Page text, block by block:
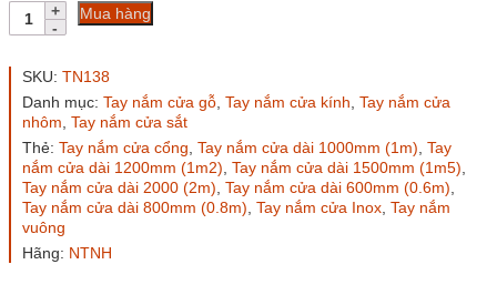
Tay
nắm
TN138
304
hộp
30x60mm
vàng
bóng
số
lượng
Mua hàng
SKU: TN138
Danh mục: Tay nắm cửa gỗ, Tay nắm cửa kính Tay nắm cửa
nhôm Tay nắm cửa sắt
Thẻ: Tay nắm cửa cổng Tay nắm cửa dài 1000mm (1m) Tay
nắm cửa dài 1200mm (1m2) Tay nắm cửa dài 1500mm (1m5)
Tay nắm cửa dài 2000 (2m) Tay nắm cửa dài 600mm (0.6m)
Tay nắm cửa dài 800mm (0.8m) Tay nắm cửa Inox, Tay nắm
vuông
Hãng: NTNH